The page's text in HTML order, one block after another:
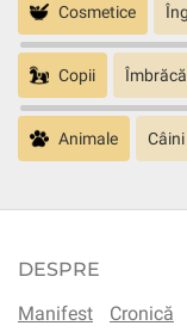
Cosmetice
Copii
Animale Câini
DESPRE
Manifest
Cronică